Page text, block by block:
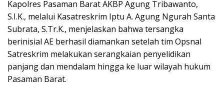
Kapolres Pasaman Barat AKBP Agung Tribawanto,
S.I.K., melalui Kasatreskrim Iptu A. Agung Ngurah Santa
Subrata, S.Tr.K., menjelaskan bahwa tersangka
berinisial AE berhasil diamankan setelah tim Opsnal
Satreskrim melakukan serangkaian penyelidikan
panjang dan mendalam hingga ke luar wilayah hukum
Pasaman Barat.